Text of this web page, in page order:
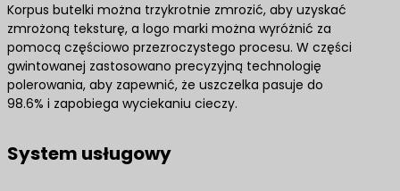
Korpus butelki można trzykrotnie zmrozić, aby uzyskać
zmrożoną teksturę, a logo marki można wyróżnić za
pomocą częściowo przezroczystego procesu. W części
gwintowanej zastosowano precyzyjną technologię
polerowania, aby zapewnić, że uszczelka pasuje do
98.6% i zapobiega wyciekaniu cieczy.
System usługowy